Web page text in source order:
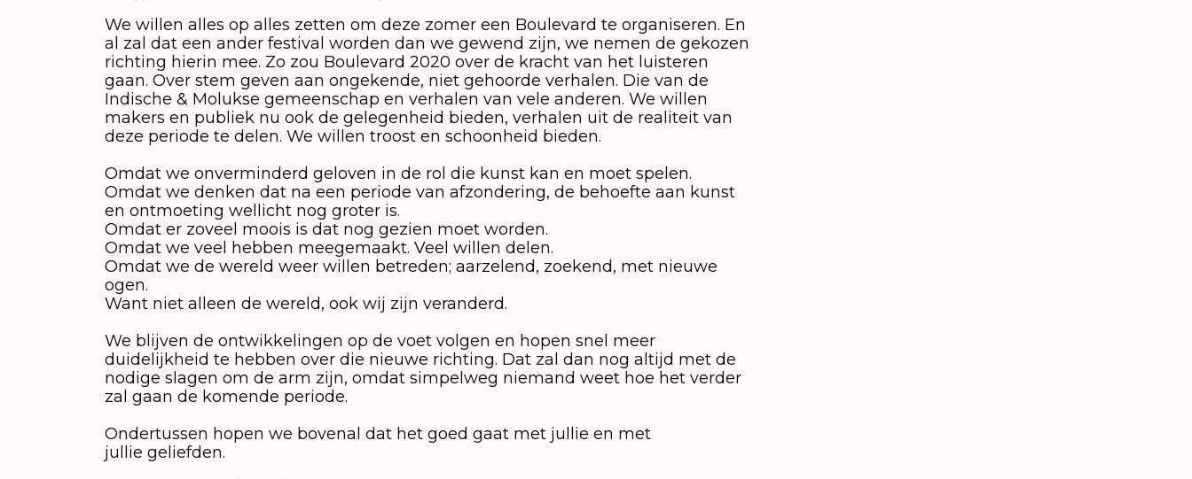
We willen alles op alles zetten om deze zomer een Boulevard te organiseren. En
al zal dat een ander festival worden dan we gewend zijn, we nemen de gekozen
richting hierin mee. Zo zou Boulevard 2020 over de kracht van het luisteren
gaan. Over stem geven aan ongekende, niet gehoorde verhalen. Die van de
Indische & Molukse gemeenschap en verhalen van vele anderen. We willen
makers en publiek nu ook de gelegenheid bieden, verhalen uit de realiteit van
deze periode te delen. We willen troost en schoonheid bieden.
Omdat we onverminderd geloven in de rol die kunst kan en moet spelen.
Omdat we denken dat na een periode van afzondering, de behoefte aan kunst
en ontmoeting wellicht nog groter is.
Omdat er zoveel moois is dat nog gezien moet worden.
Omdat we veel hebben meegemaakt. Veel willen delen.
Omdat we de wereld weer willen betreden; aarzelend, zoekend, met nieuwe
ogen.
Want niet alleen de wereld, ook wij zijn veranderd.
We blijven de ontwikkelingen op de voet volgen en hopen snel meer
duidelijkheid te hebben over die nieuwe richting. Dat zal dan nog altijd met de
nodige slagen om de arm zijn, omdat simpelweg niemand weet hoe het verder
zal gaan de komende periode.
Ondertussen hopen we bovenal dat het goed gaat met jullie en met
jullie geliefden.